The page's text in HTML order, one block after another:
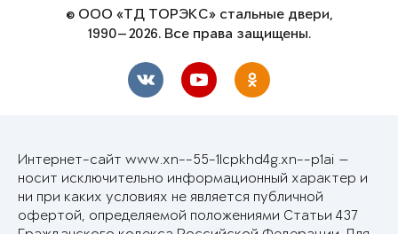
© ООО «ТД ТОРЭКС» стальные двери,
1990—2026. Все права защищены.
Интернет-сайт www.xn--55-1lcpkhd4g.xn--p1ai —
носит исключительно информационный характер и
ни при каких условиях не является публичной
офертой, определяемой положениями Статьи 437